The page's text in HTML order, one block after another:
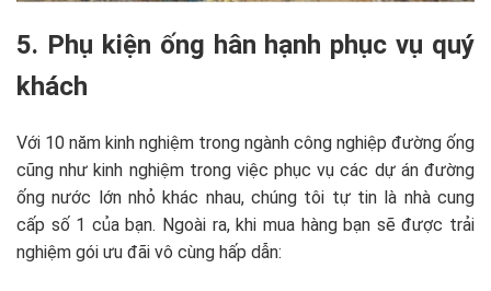
5. Phụ kiện ống hân hạnh phục vụ quý
khách
Với 10 năm kinh nghiệm trong ngành công nghiệp đường ống
cũng như kinh nghiệm trong việc phục vụ các dự án đường
ống nước lớn nhỏ khác nhau, chúng tôi tự tin là nhà cung
cấp số 1 của bạn. Ngoài ra, khi mua hàng bạn sẽ được trải
nghiệm gói ưu đãi vô cùng hấp dẫn: